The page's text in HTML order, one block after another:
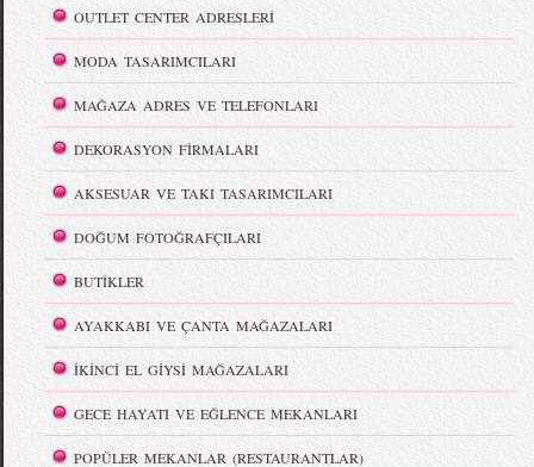
OUTLET CENTER ADRESLERİ
MODA TASARIMCILARI
MAĞAZA ADRES VE TELEFONLARI
DEKORASYON FİRMALARI
AKSESUAR VE TAKI TASARIMCILARI
DOĞUM FOTOĞRAFÇILARI
BUTİKLER
AYAKKABI VE ÇANTA MAĞAZALARI
İKİNCİ EL GİYSİ MAĞAZALARI
GECE HAYATI VE EĞLENCE MEKANLARI
POPÜLER MEKANLAR (RESTAURANTLAR)